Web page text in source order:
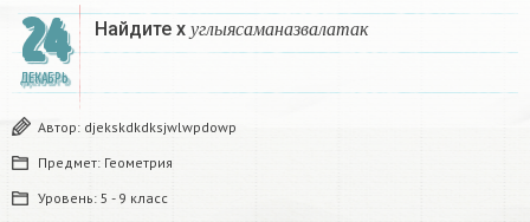
24
ДЕКАБРЬ
Найдите х у гл ыяс ама н а зв ал а т а к
углыясама н а звалатак
Автор: djekskdkdksjwlwpdowp
Предмет: Геометрия
Уровень: 5 - 9 класс